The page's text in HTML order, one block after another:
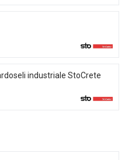
industriale StoCrete